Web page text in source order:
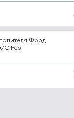
Форд
C Febi